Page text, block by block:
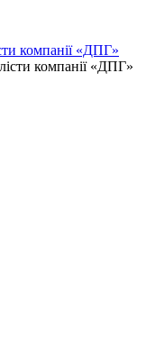
компанії «ДПГ»